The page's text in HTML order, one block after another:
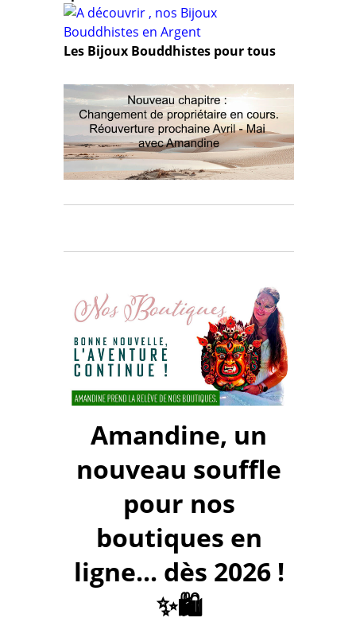
Les Bijoux Bouddhistes pour tous
Amandine, un
nouveau souffle
pour nos
boutiques en
ligne... dès 2026 !
✨🛍️